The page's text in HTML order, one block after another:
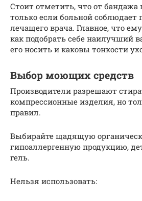
Стоит отметить, что от бандажа
только если больной соблюдает
лечащего врача. Главное, что
как подобрать себе наилучший
его носить и каковы тонкости
Выбор моющих средств
Производители разрешают
компрессионные изделия, но
правил.
Выбирайте щадящую
гипоаллергенную продукцию,
гель.
Нельзя использовать: